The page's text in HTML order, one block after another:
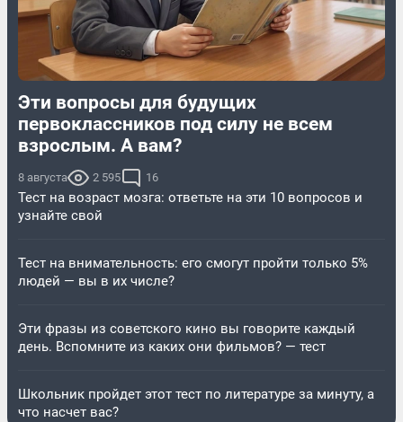
Эти вопросы для будущих
первоклассников под силу не всем
взрослым. А вам?
8 августа 2 595 16
Тест на возраст мозга: ответьте на эти 10 вопросов и
узнайте свой
Тест на внимательность: его смогут пройти только 5%
людей — вы в их числе?
Эти фразы из советского кино вы говорите каждый
день. Вспомните из каких они фильмов? — тест
Школьник пройдет этот тест по литературе за минуту, а
что насчет вас?